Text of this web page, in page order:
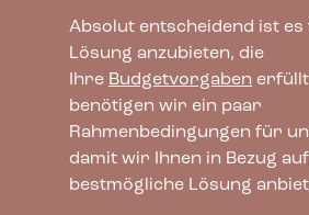
Absolut entscheidend ist es
Lösung anzubieten, die
Ihre Budgetvorgaben
benötigen wir ein paar
Rahmenbedingungen für
damit wir Ihnen in Bezug
bestmögliche Lösung